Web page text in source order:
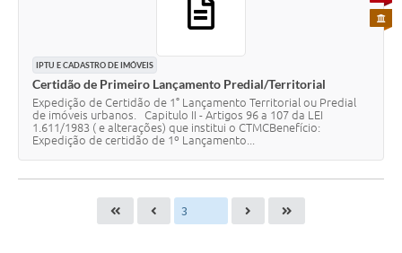
IPTU E CADASTRO DE IMÓVEIS
Certidão de Primeiro Lançamento Predial/Territorial
Expedição de Certidão de 1° Lançamento Territorial ou Predial
de imóveis urbanos. Capitulo II - Artigos 96 a 107 da LEI
1.611/1983 ( e alterações) que institui o CTMCBenefício:
Expedição de certidão de 1º Lançamento...
PARA